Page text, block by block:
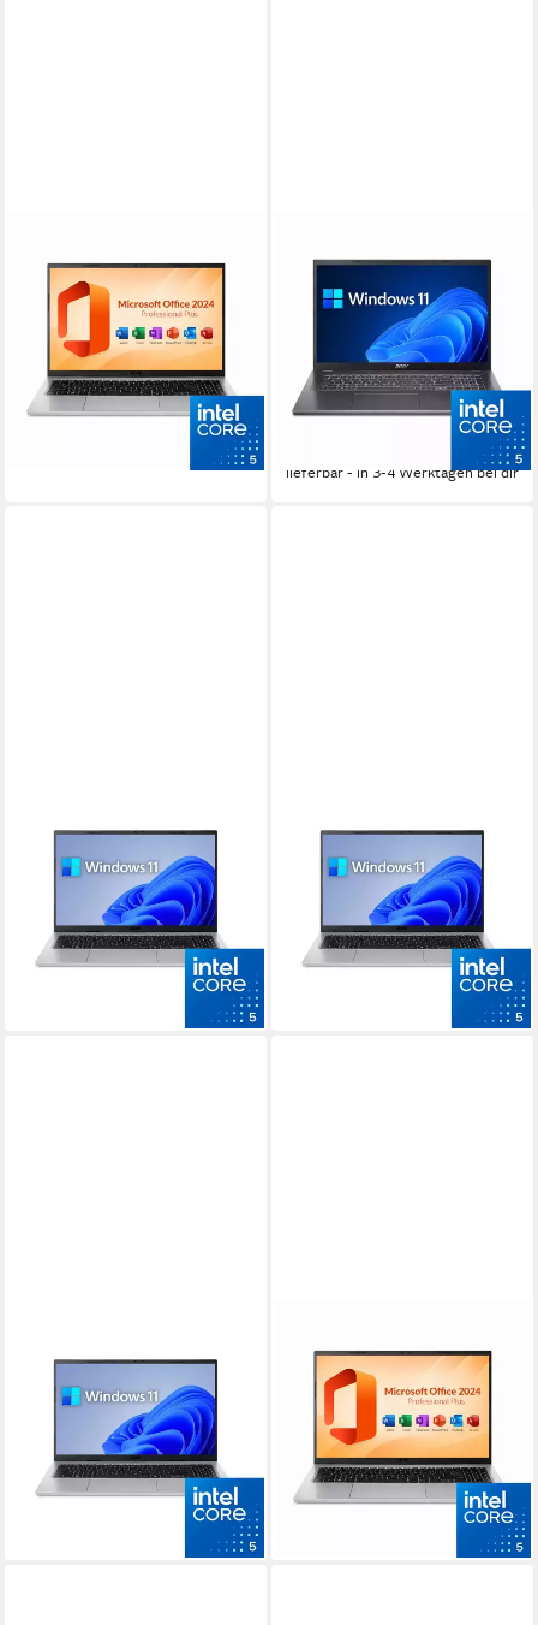
Aspire Go 15 Notebook
15.6 Zoll Bildschirmdiagonale
Prozessor
16 GB Arbeitsspeicher
659,00 € 799,00 €
19,13 €mtl. in 48 Raten
-18%
lieferbar - in 3-4 Werktagen bei dir
Aspire A17 Business-
Notebook
Bildschirmdiagonale
Intel Core i5 Prozessor
16 GB Arbeitsspeicher
929,00 €
979,00 €
26,97 €mtl. in 48 Raten
lieferbar - in 3-4 Werktagen bei dir
15.6 Zoll Bildschirmdiagonale
Intel Core i5 Prozessor
Arbeitsspeicher
779,00 € 879,00 €
22,62 €mtl. in 48 Raten
lieferbar - in 3-4 Werktagen bei dir
15.6 Zoll Bildschirmdiagonale
Intel Core i5 Prozessor
Arbeitsspeicher
839,00 € 969,00 €
24,36 €mtl. in 48 Raten
lieferbar - in 3-4 Werktagen bei dir
15.6 Zoll Bildschirmdiagonale
Intel Core i5 Prozessor
Arbeitsspeicher
959,00 € 1.099,00 €
27,84 €mtl. in 48 Raten
lieferbar - in 3-4 Werktagen bei dir
Aspire Go 15 Notebook
15.6 Zoll Bildschirmdiagonale
Prozessor
32 GB Arbeitsspeicher
789,00 € 929,00 €
22,91 €mtl. in 48 Raten
-15%
lieferbar - in 3-4 Werktagen bei dir